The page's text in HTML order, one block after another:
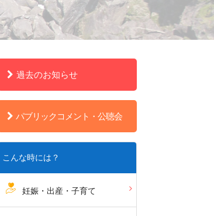
過去のお知らせ
パブリックコメント・公聴会
こんな時には？
妊娠・出産・子育て